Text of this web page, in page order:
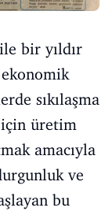
bir yıldır
sıkılaşma
için üretim
amacıyla
ve
bu